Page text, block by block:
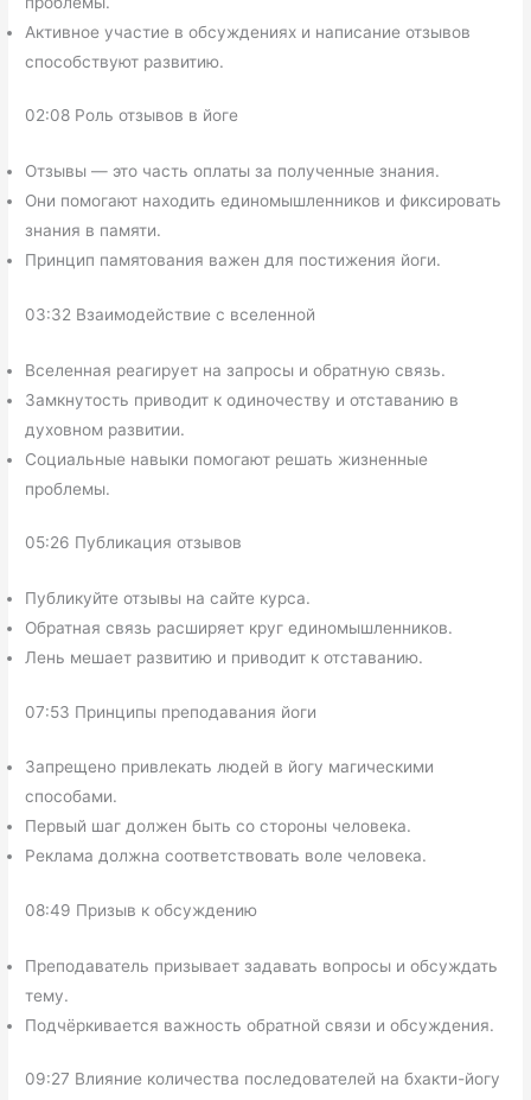
Активное участие в обсуждениях и написание отзывов
способствуют развитию.
02:08 Роль отзывов в йоге
Отзывы — это часть оплаты за полученные знания.
Они помогают находить единомышленников и фиксировать
знания в памяти.
Принцип памятования важен для постижения йоги.
03:32 Взаимодействие с вселенной
Вселенная реагирует на запросы и обратную связь.
Замкнутость приводит к одиночеству и отставанию в
духовном развитии.
Социальные навыки помогают решать жизненные
проблемы.
05:26 Публикация отзывов
Публикуйте отзывы на сайте курса.
Обратная связь расширяет круг единомышленников.
Лень мешает развитию и приводит к отставанию.
07:53 Принципы преподавания йоги
Запрещено привлекать людей в йогу магическими
способами.
Первый шаг должен быть со стороны человека.
Реклама должна соответствовать воле человека.
08:49 Призыв к обсуждению
Преподаватель призывает задавать вопросы и обсуждать
тему.
Подчёркивается важность обратной связи и обсуждения.
09:27 Влияние количества последователей на бхакти-йогу